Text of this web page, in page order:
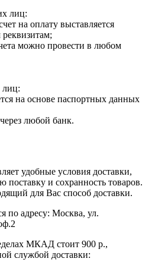
лиц:
на оплату выставляется
можно провести в любом
лиц:
на основе паспортных данных
любой банк.
удобные условия доставки,
поставку и сохранность товаров.
для Вас способ доставки.
по адресу: Москва, ул.
МКАД стоит 900 р.,
службой доставки: